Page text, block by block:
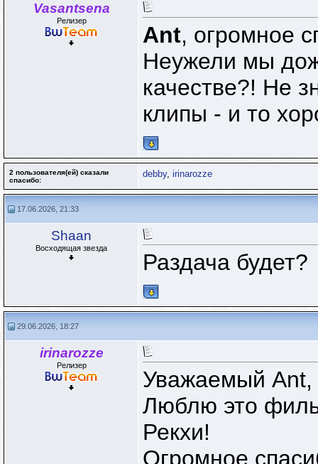
Vasantsena
Релизер
Ant, огромное
Неужели мы
качестве?! Не
клипы - и то
2 пользователя(ей) сказали
cпасибо:
debby, irinarozze
17.06.2026, 21:33
Shaan
Восходящая звезда
Раздача будет?
29.06.2026, 18:27
irinarozze
Релизер
Уважаемый Ant,
Люблю это
Рекхи!
Огромное